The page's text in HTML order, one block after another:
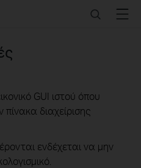
SearchMenu
GUI ιστού όπου
διαχείρισης
ενδέχεται να μην